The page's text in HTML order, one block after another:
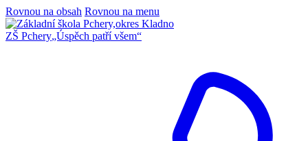
Rovnou na obsah Rovnou na menu
ZŠ Pchery„Úspěch patří všem“